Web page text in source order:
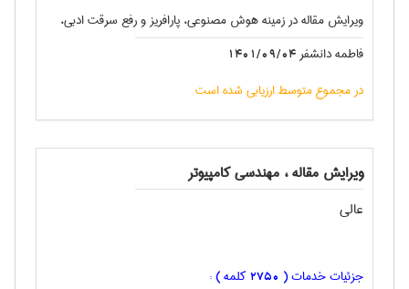
ویرایش مقاله در زمینه هوش مصنوعی، پارافریز و رفع سرقت ادبی،
فاطمه دانشفر 1401/09/04
در مجموع متوسط ارزیابی شده است
ویرایش مقاله ، مهندسی كامپيوتر
عالی
جزئیات خدمات ( 2750 کلمه ) :